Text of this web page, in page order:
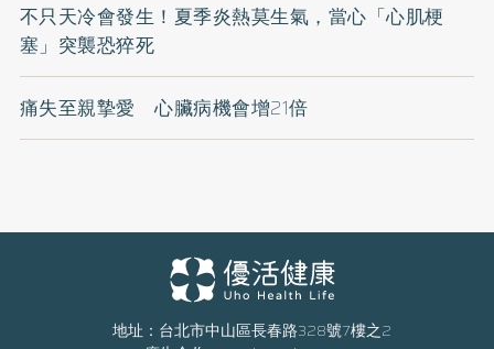
不只天冷會發生！夏季炎熱莫生氣，當心「心肌梗
塞」突襲恐猝死
痛失至親摯愛 心臟病機會增21倍
地址：台北市中山區長春路328號7樓之2